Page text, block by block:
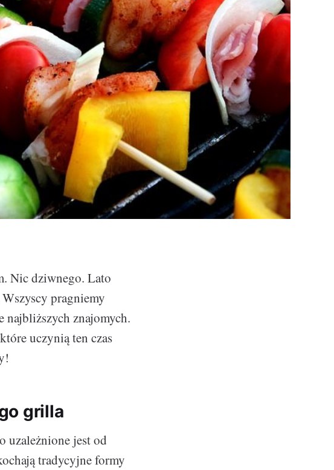
Nic dziwnego. Lato
pragniemy
najbliższych znajomych.
uczynią ten czas
grilla
uzależnione jest od
tradycyjne formy